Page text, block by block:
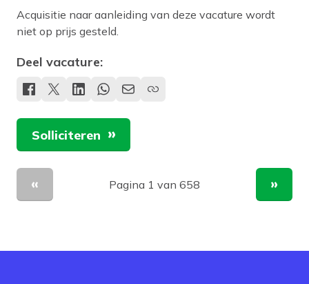
Acquisitie naar aanleiding van deze vacature wordt
niet op prijs gesteld.
Deel vacature:
Solliciteren
Vorige pagina
Pagina 1 van 658